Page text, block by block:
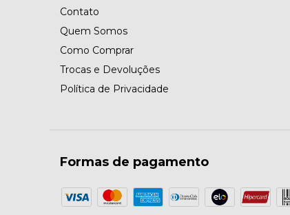
Contato
Quem Somos
Como Comprar
Trocas e Devoluções
Política de Privacidade
Formas de pagamento